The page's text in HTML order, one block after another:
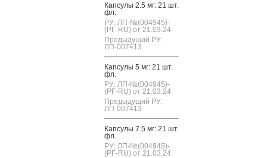
Кап­су­лы 2.5 мг: 21 шт.
фл.
РУ: ЛП-№(004945)-
(РГ-RU) от 21.03.24
Предыдущий РУ:
ЛП-007413
Кап­су­лы 5 мг: 21 шт.
фл.
РУ: ЛП-№(004945)-
(РГ-RU) от 21.03.24
Предыдущий РУ:
ЛП-007413
Кап­су­лы 7.5 мг: 21 шт.
фл.
РУ: ЛП-№(004945)-
(РГ-RU) от 21.03.24